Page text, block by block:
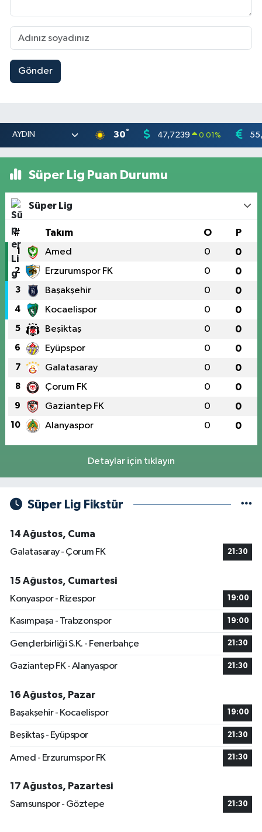
Gönder
30° 47,7239 0.01 %
Süper Lig Puan Durumu
Süper Lig
# Takım O P
1 Amed 0 0
2 Erzurumspor FK 0 0
3 Başakşehir 0 0
4 Kocaelispor 0 0
5 Beşiktaş 0 0
6 Eyüpspor 0 0
7 Galatasaray 0 0
8 Çorum FK 0 0
9 Gaziantep FK 0 0
10 Alanyaspor 0 0
Detaylar için tıklayın
Süper Lig Fikstür
14 Ağustos, Cuma
Galatasaray - Çorum FK
21:30
15 Ağustos, Cumartesi
Konyaspor - Rizespor
19:00
Kasımpaşa - Trabzonspor 19:00
Gençlerbirliği S.K. - Fenerbahçe 21:30
Gaziantep FK - Alanyaspor 21:30
16 Ağustos, Pazar
Başakşehir - Kocaelispor
19:00
Beşiktaş - Eyüpspor 21:30
Amed - Erzurumspor FK 21:30
17 Ağustos, Pazartesi
Samsunspor - Göztepe
21:30